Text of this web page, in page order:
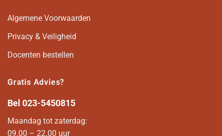
Algemene Voorwaarden
Privacy & Veiligheid
Docenten bestellen
Gratis Advies?
Bel 023-5450815
Maandag tot zaterdag:
09.00 – 22.00 uur